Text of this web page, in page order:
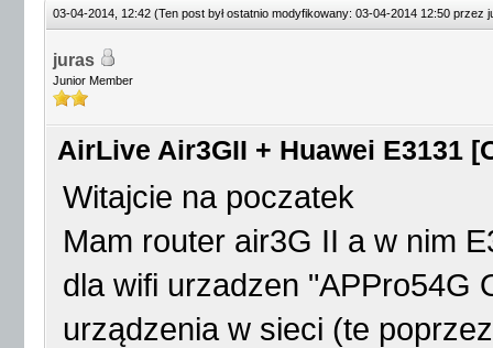
03-04-2014, 12:42 (Ten post był ostatnio modyfikowany: 03-04-2014 12:50 przez
juras
Junior Member
AirLive Air3GII + Huawei E3131
Witajcie na poczatek
Mam router air3G II a w nim
dla wifi urzadzen "APPro54G
urządzenia w sieci (te